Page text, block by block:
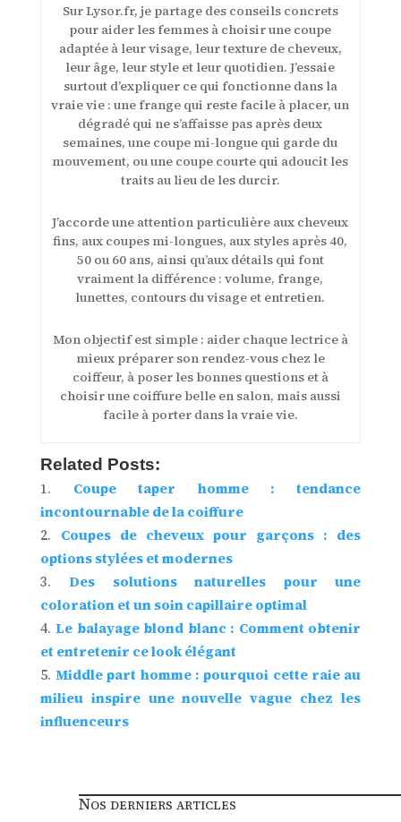
Sur Lysor.fr, je partage des conseils concrets
pour aider les femmes à choisir une coupe
adaptée à leur visage, leur texture de cheveux,
leur âge, leur style et leur quotidien. J’essaie
surtout d’expliquer ce qui fonctionne dans la
vraie vie : une frange qui reste facile à placer, un
dégradé qui ne s’affaisse pas après deux
semaines, une coupe mi-longue qui garde du
mouvement, ou une coupe courte qui adoucit les
traits au lieu de les durcir.
J’accorde une attention particulière aux cheveux
fins, aux coupes mi-longues, aux styles après 40,
50 ou 60 ans, ainsi qu’aux détails qui font
vraiment la différence : volume, frange,
lunettes, contours du visage et entretien.
Mon objectif est simple : aider chaque lectrice à
mieux préparer son rendez-vous chez le
coiffeur, à poser les bonnes questions et à
choisir une coiffure belle en salon, mais aussi
facile à porter dans la vraie vie.
Related Posts:
Coupe taper homme : tendance
incontournable de la coiffure
Coupes de cheveux pour garçons : des
options stylées et modernes
Des solutions naturelles pour une
coloration et un soin capillaire optimal
Le balayage blond blanc : Comment obtenir
et entretenir ce look élégant
Middle part homme : pourquoi cette raie au
milieu inspire une nouvelle vague chez les
influenceurs
Nos derniers articles